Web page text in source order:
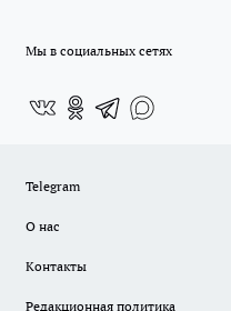
Мы в социальных сетях
Telegram
О нас
Контакты
Редакционная политика